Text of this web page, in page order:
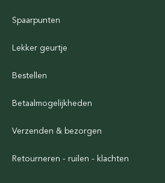
Spaarpunten
Lekker geurtje
Bestellen
Betaalmogelijkheden
Verzenden & bezorgen
Retourneren - ruilen - klachten